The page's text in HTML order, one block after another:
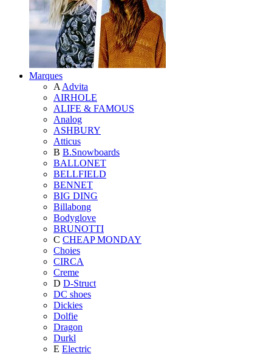
Marques
A Advita
AIRHOLE
ALIFE & FAMOUS
Analog
ASHBURY
Atticus
B B.Snowboards
BALLONET
BELLFIELD
BENNET
BIG DING
Billabong
Bodyglove
BRUNOTTI
C CHEAP MONDAY
Choies
CIRCA
Creme
D D-Struct
DC shoes
Dickies
Dolfie
Dragon
Durkl
E Electric